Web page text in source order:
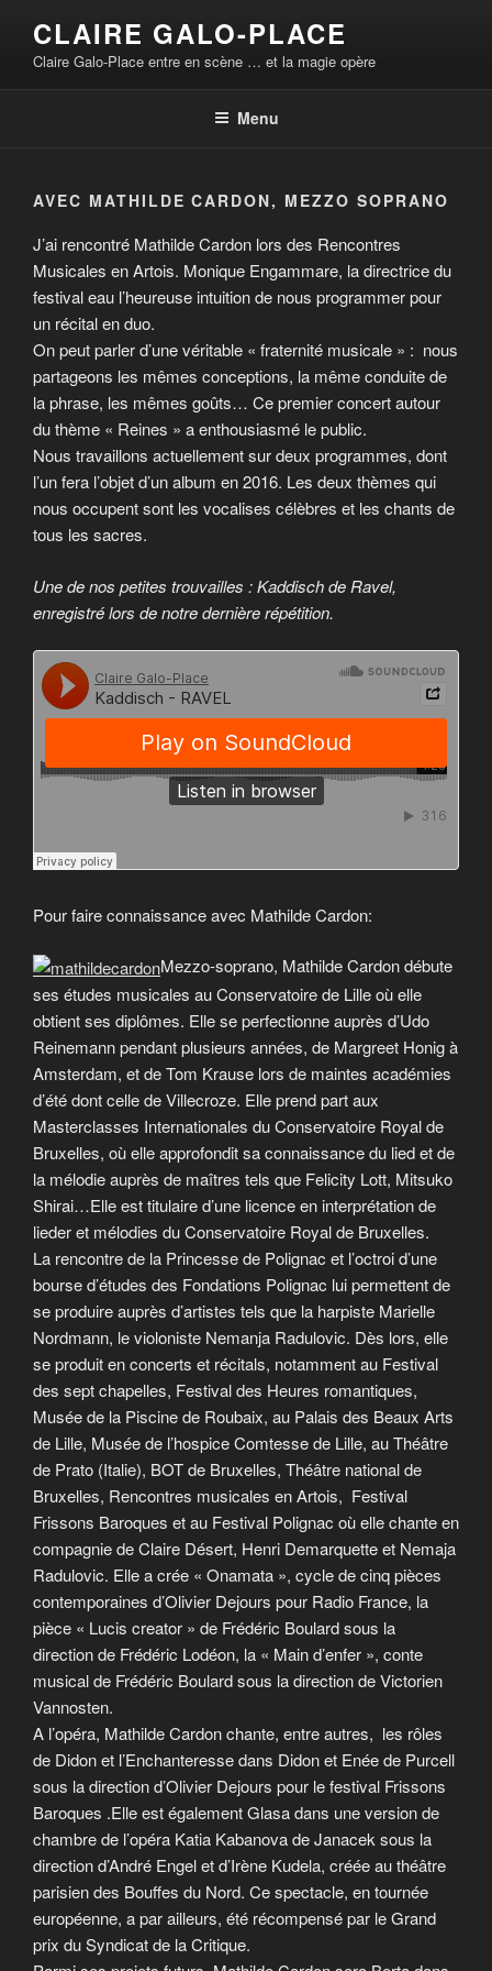
contenu
principal
CLAIRE GALO-PLACE
Claire Galo-Place entre en scène … et la magie opère
Menu
AVEC MATHILDE CARDON, MEZZO SOPRANO
J’ai rencontré Mathilde Cardon lors des Rencontres
Musicales en Artois. Monique Engammare, la directrice du
festival eau l’heureuse intuition de nous programmer pour
un récital en duo.
On peut parler d’une véritable « fraternité musicale » : nous
partageons les mêmes conceptions, la même conduite de
la phrase, les mêmes goûts… Ce premier concert autour
du thème « Reines » a enthousiasmé le public.
Nous travaillons actuellement sur deux programmes, dont
l’un fera l’objet d’un album en 2016. Les deux thèmes qui
nous occupent sont les vocalises célèbres et les chants de
tous les sacres.
Une de nos petites trouvailles : Kaddisch de Ravel,
enregistré lors de notre dernière répétition.
Pour faire connaissance avec Mathilde Cardon:
Mezzo-soprano, Mathilde Cardon débute
ses études musicales au Conservatoire de Lille où elle
obtient ses diplômes. Elle se perfectionne auprès d’Udo
Reinemann pendant plusieurs années, de Margreet Honig à
Amsterdam, et de Tom Krause lors de maintes académies
d’été dont celle de Villecroze. Elle prend part aux
Masterclasses Internationales du Conservatoire Royal de
Bruxelles, où elle approfondit sa connaissance du lied et de
la mélodie auprès de maîtres tels que Felicity Lott, Mitsuko
Shirai…Elle est titulaire d’une licence en interprétation de
lieder et mélodies du Conservatoire Royal de Bruxelles.
La rencontre de la Princesse de Polignac et l’octroi d’une
bourse d’études des Fondations Polignac lui permettent de
se produire auprès d’artistes tels que la harpiste Marielle
Nordmann, le violoniste Nemanja Radulovic. Dès lors, elle
se produit en concerts et récitals, notamment au Festival
des sept chapelles, Festival des Heures romantiques,
Musée de la Piscine de Roubaix, au Palais des Beaux Arts
de Lille, Musée de l’hospice Comtesse de Lille, au Théâtre
de Prato (Italie), BOT de Bruxelles, Théâtre national de
Bruxelles, Rencontres musicales en Artois, Festival
Frissons Baroques et au Festival Polignac où elle chante en
compagnie de Claire Désert, Henri Demarquette et Nemaja
Radulovic. Elle a crée « Onamata », cycle de cinq pièces
contemporaines d’Olivier Dejours pour Radio France, la
pièce « Lucis creator » de Frédéric Boulard sous la
direction de Frédéric Lodéon, la « Main d’enfer », conte
musical de Frédéric Boulard sous la direction de Victorien
Vannosten.
A l’opéra, Mathilde Cardon chante, entre autres, les rôles
de Didon et l’Enchanteresse dans Didon et Enée de Purcell
sous la direction d’Olivier Dejours pour le festival Frissons
Baroques .Elle est également Glasa dans une version de
chambre de l’opéra Katia Kabanova de Janacek sous la
direction d’André Engel et d’Irène Kudela, créée au théâtre
parisien des Bouffes du Nord. Ce spectacle, en tournée
européenne, a par ailleurs, été récompensé par le Grand
prix du Syndicat de la Critique.